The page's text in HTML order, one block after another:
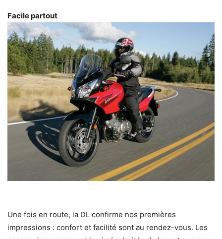
Facile partout
Une fois en route, la DL confirme nos premières
impressions : confort et facilité sont au rendez-vous. Les